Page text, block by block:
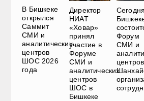
В Бишкеке
открылся
Саммит
СМИ и
аналитических
центров
ШОС 2026
года
Директор
НИАТ
«Ховар»
принял
участие в
Форуме
СМИ и
аналитических
центров
ШОС в
Бишкеке
Форум
СМИ и
центров